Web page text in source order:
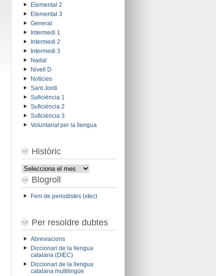
Elemental 2
Elemental 3
General
Intermedi 1
Intermedi 2
Intermedi 3
Nadal
Nivell D
Notícies
Sant Jordi
Suficiència 1
Suficiència 2
Suficiència 3
Voluntariat per la llengua
Històric
Històric
Blogroll
Fem de periodistes (xtec)
Per resoldre dubtes
Abreviacions
Diccionari de la llengua
catalana (DIEC)
Diccionari de la llengua
catalana multilingüe